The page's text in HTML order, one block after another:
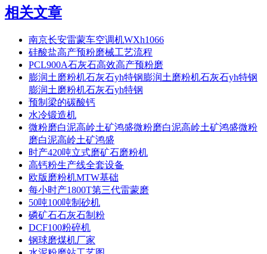
相关文章
南京长安雷蒙车空调机WXh1066
硅酸盐高产预粉磨械工艺流程
PCL900A石灰石高效高产预粉磨
膨润土磨粉机石灰石yh特钢膨润土磨粉机石灰石yh特钢
膨润土磨粉机石灰石yh特钢
预制梁的碳酸钙
水冷锻造机
微粉磨白泥高岭土矿鸿盛微粉磨白泥高岭土矿鸿盛微粉
磨白泥高岭土矿鸿盛
时产420吨立式磨矿石磨粉机
高钙粉生产线全套设备
欧版磨粉机MTW基础
每小时产1800T第三代雷蒙磨
50吨100吨制砂机
磷矿石石灰石制粉
DCF100粉碎机
钢球磨煤机厂家